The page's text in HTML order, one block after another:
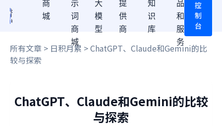
商
城
示
词
商
城
大
模
型
提
供
商
知
识
库
品
和
服
务
控
制
台
所有文章 > 日积月累 > ChatGPT、Claude和Gemini的比
较与探索
ChatGPT、Claude和Gemini的比较
与探索